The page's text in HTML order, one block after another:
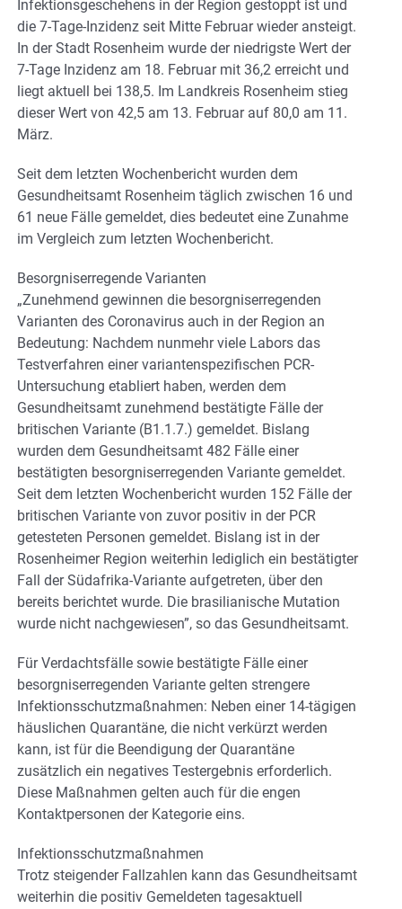
Infektionsgeschehens in der Region gestoppt ist und
die 7-Tage-Inzidenz seit Mitte Februar wieder ansteigt.
In der Stadt Rosenheim wurde der niedrigste Wert der
7-Tage Inzidenz am 18. Februar mit 36,2 erreicht und
liegt aktuell bei 138,5. Im Landkreis Rosenheim stieg
dieser Wert von 42,5 am 13. Februar auf 80,0 am 11.
März.
Seit dem letzten Wochenbericht wurden dem
Gesundheitsamt Rosenheim täglich zwischen 16 und
61 neue Fälle gemeldet, dies bedeutet eine Zunahme
im Vergleich zum letzten Wochenbericht.
Besorgniserregende Varianten
„Zunehmend gewinnen die besorgniserregenden
Varianten des Coronavirus auch in der Region an
Bedeutung: Nachdem nunmehr viele Labors das
Testverfahren einer variantenspezifischen PCR-
Untersuchung etabliert haben, werden dem
Gesundheitsamt zunehmend bestätigte Fälle der
britischen Variante (B1.1.7.) gemeldet. Bislang
wurden dem Gesundheitsamt 482 Fälle einer
bestätigten besorgniserregenden Variante gemeldet.
Seit dem letzten Wochenbericht wurden 152 Fälle der
britischen Variante von zuvor positiv in der PCR
getesteten Personen gemeldet. Bislang ist in der
Rosenheimer Region weiterhin lediglich ein bestätigter
Fall der Südafrika-Variante aufgetreten, über den
bereits berichtet wurde. Die brasilianische Mutation
wurde nicht nachgewiesen”, so das Gesundheitsamt.
Für Verdachtsfälle sowie bestätigte Fälle einer
besorgniserregenden Variante gelten strengere
Infektionsschutzmaßnahmen: Neben einer 14-tägigen
häuslichen Quarantäne, die nicht verkürzt werden
kann, ist für die Beendigung der Quarantäne
zusätzlich ein negatives Testergebnis erforderlich.
Diese Maßnahmen gelten auch für die engen
Kontaktpersonen der Kategorie eins.
Infektionsschutzmaßnahmen
Trotz steigender Fallzahlen kann das Gesundheitsamt
weiterhin die positiv Gemeldeten tagesaktuell